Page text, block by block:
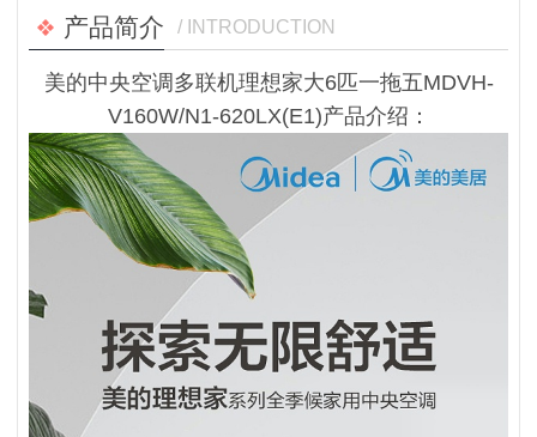
产品简介 / INTRODUCTION
美的中央空调多联机理想家大6匹一拖五MDVH-
V160W/N1-620LX(E1)产品介绍：